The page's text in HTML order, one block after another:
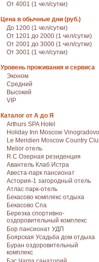
От 4001 (1 чел/сутки)
Цена в обычные дни (руб.)
До 1200 (1 чел/сутки)
От 1201 до 2000 (1 чел/сутки)
От 2001 до 3000 (1 чел/сутки)
От 3001 (1 чел/сутки)
Уровень проживания и сервиса
Эконом
Средний
Высокий
VIP
Каталог от А до Я
Arthurs SPA Hotel
Holiday Inn Moscow Vinogradovo
Le Meridien Moscow Country
Melior отель
R.C Озерная резиденция
Авантель Клаб Истра
Авеста-парк пансионат
Астория-1 загородный отель
Атлас парк-отель
Бекасово комплекс отдыха
Бекасово Спа
Березка спортивно-
оздоровительный комплекс
Бор пансионат УДП
Боярская Усадьба дом отдыха
Буран оздоровительный
комплекс